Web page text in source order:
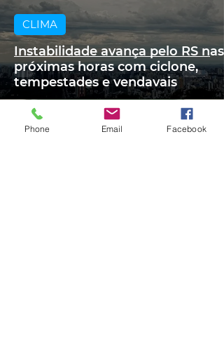
Instabilidade avança pelo RS nas
próximas horas com ciclone,
tempestades e vendavais
CLIMA
há 10 horas 1 min de leitura
Phone Email Facebook